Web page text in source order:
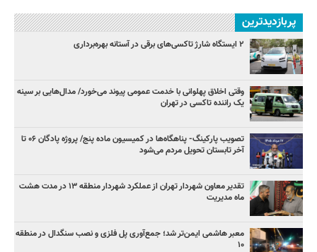
پربازدیدترین
۲ ایستگاه شارژ تاکسی‌های برقی در آستانه بهره‌برداری
وقتی اخلاق پهلوانی با خدمت عمومی پیوند می‌خورد/ مدال‌هایی بر سینه
یک راننده تاکسی در تهران
تصویب پارکینگ- پناهگاه‌ها در کمیسیون ماده پنج/ پروژه پادگان ۰۶ تا
آخر تابستان تحویل مردم می‌شود
تقدیر معاون شهردار تهران از عملکرد شهردار منطقه ۱۳ در مدت هشت
ماه مدیریت
معبر هاشمی ایمن‌تر شد؛ جمع‌آوری پل فلزی و نصب سنگدال در منطقه
۱۰